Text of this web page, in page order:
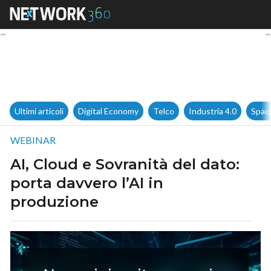
AI, Cloud e Sovranità del
Ultimi articoli Digital Economy Telco Industria 4.0
WEBINAR
AI, Cloud e Sovranità del dato:
porta davvero l’AI in
produzione